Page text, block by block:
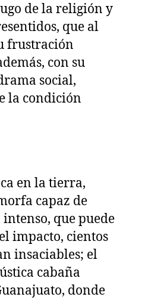
de la religión y
que al
frustración
con su
social,
la condición
en la tierra,
capaz de
que puede
impacto, cientos
insaciables; el
cabaña
donde